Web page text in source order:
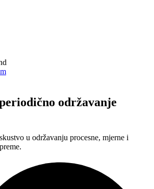
održavanje
u održavanju procesne, mjerne i